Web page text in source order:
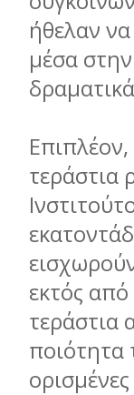
ήθελαν
μέσα
τεράστια
εκτός
τεράστια
ποιότητα